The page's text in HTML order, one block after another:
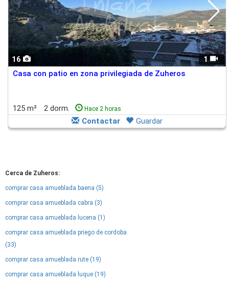
16
1
Casa con patio en zona privilegiada de Zuheros
125 m² 2 dorm. Hace 2 horas
Contactar Guardar
Cerca de Zuheros:
comprar casa amueblada baena (5)
comprar casa amueblada cabra (3)
comprar casa amueblada lucena (1)
comprar casa amueblada priego de cordoba
(33)
comprar casa amueblada rute (19)
comprar casa amueblada luque (19)